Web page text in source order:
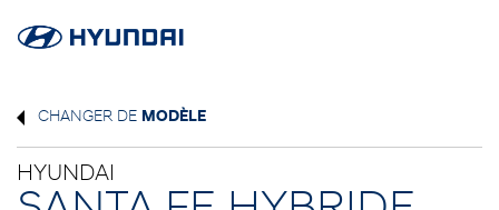
CHANGER DE MODÈLE
HYUNDAI